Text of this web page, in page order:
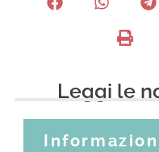
Leggi le